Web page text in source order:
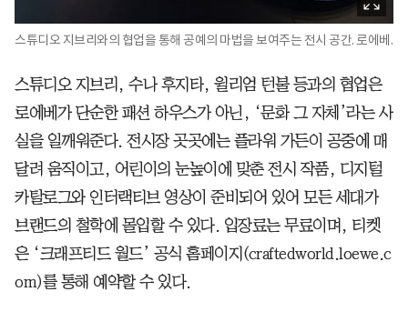
스튜디오 지브리와의 협업을 통해 공예의 마법을 보여주는 전시 공간. 로에베.
스튜디오 지브리, 수나 후지타, 윌리엄 턴불 등과의 협업은
로에베가 단순한 패션 하우스가 아닌, ‘문화 그 자체’라는 사
실을 일깨워준다. 전시장 곳곳에는 플라워 가든이 공중에 매
달려 움직이고, 어린이의 눈높이에 맞춘 전시 작품, 디지털
카탈로그와 인터랙티브 영상이 준비되어 있어 모든 세대가
브랜드의 철학에 몰입할 수 있다. 입장료는 무료이며, 티켓
은 ‘크래프티드 월드’ 공식 홈페이지(craftedworld.loewe.c
om)를 통해 예약할 수 있다.